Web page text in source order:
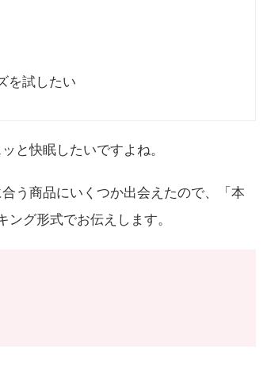
を試したい
と快眠したいですよね。
う商品にいくつか出会えたので、「本
グ形式でお伝えします。